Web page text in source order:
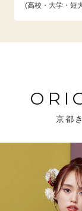
(高校・大学・短
京都